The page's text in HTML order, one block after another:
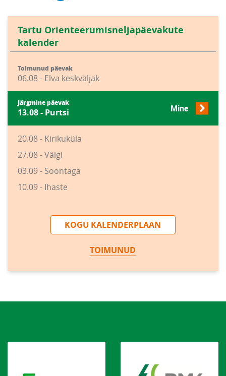
Tartu Orienteerumisneljapäevakute
kalender
Toimunud päevak
06.08 - Elva keskväljak
Järgmine päevak
13.08 - Purtsi Mine
20.08 - Kirikuküla
27.08 - Välgi
03.09 - Soontaga
10.09 - Ihaste
KOGU KALENDERPLAAN
TOIMUNUD